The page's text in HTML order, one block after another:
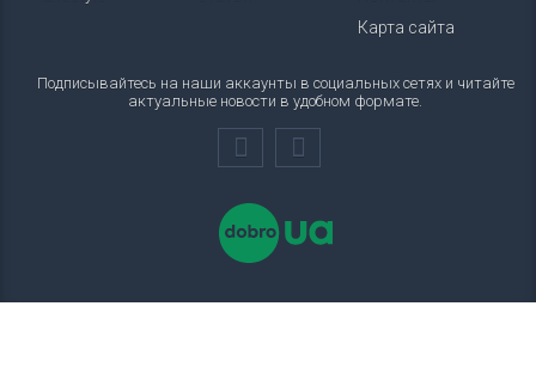
Карта сайта
Подписывайтесь на наши аккаунты в социальных сетях и читайте
актуальные новости в удобном формате.